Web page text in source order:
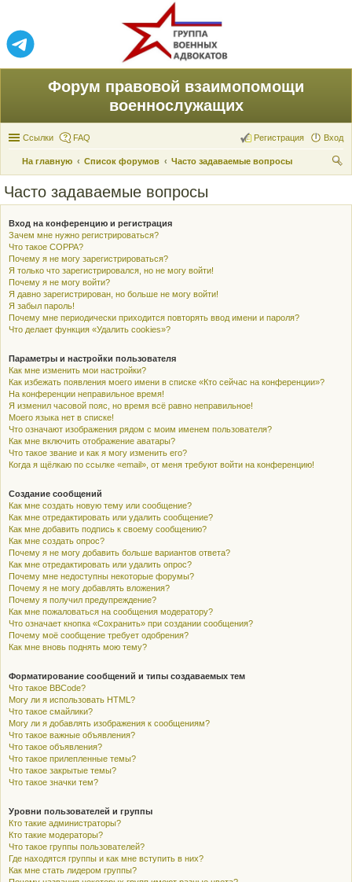
Форум правовой взаимопомощи
военнослужащих
Ссылки FAQ Вход
Регистрация
На главную Список форумов
Часто задаваемые вопросы
Часто задаваемые вопросы
Вход на конференцию и регистрация
Зачем мне нужно регистрироваться?
Что такое COPPA?
Почему я не могу зарегистрироваться?
Я только что зарегистрировался, но не могу войти!
Почему я не могу войти?
Я давно зарегистрирован, но больше не могу войти!
Я забыл пароль!
Почему мне периодически приходится повторять ввод имени и пароля?
Что делает функция «Удалить cookies»?
Параметры и настройки пользователя
Как мне изменить мои настройки?
Как избежать появления моего имени в списке «Кто сейчас на конференции»?
На конференции неправильное время!
Я изменил часовой пояс, но время всё равно неправильное!
Моего языка нет в списке!
Что означают изображения рядом с моим именем пользователя?
Как мне включить отображение аватары?
Что такое звание и как я могу изменить его?
Когда я щёлкаю по ссылке «email», от меня требуют войти на конференцию!
Создание сообщений
Как мне создать новую тему или сообщение?
Как мне отредактировать или удалить сообщение?
Как мне добавить подпись к своему сообщению?
Как мне создать опрос?
Почему я не могу добавить больше вариантов ответа?
Как мне отредактировать или удалить опрос?
Почему мне недоступны некоторые форумы?
Почему я не могу добавлять вложения?
Почему я получил предупреждение?
Как мне пожаловаться на сообщения модератору?
Что означает кнопка «Сохранить» при создании сообщения?
Почему моё сообщение требует одобрения?
Как мне вновь поднять мою тему?
Форматирование сообщений и типы создаваемых тем
Что такое BBCode?
Могу ли я использовать HTML?
Что такое смайлики?
Могу ли я добавлять изображения к сообщениям?
Что такое важные объявления?
Что такое объявления?
Что такое прилепленные темы?
Что такое закрытые темы?
Что такое значки тем?
Уровни пользователей и группы
Кто такие администраторы?
Кто такие модераторы?
Что такое группы пользователей?
Где находятся группы и как мне вступить в них?
Как мне стать лидером группы?